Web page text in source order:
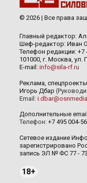
© 2026 | Все права
Главный редактор:
Шеф-редактор: Иван
Телефон редакции: +7
101000, г. Москва, ул.
E-mail: info@sila-rf.ru
Реклама,
Игорь Дбар
Email:
Дополнительные
Телефон: +7 495 004-
Сетевое издание
зарегистрировано
запись ЭЛ № ФС 77 -
18+